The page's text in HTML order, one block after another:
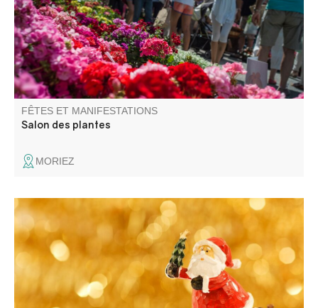
pépinière à ciel ouvert !
FÊTES ET MANIFESTATIONS
Salon des plantes
MORIEZ
Venez découvrir de nombreux stands aux couleurs de
Noël et des gourmandises pour raviver vos papilles.